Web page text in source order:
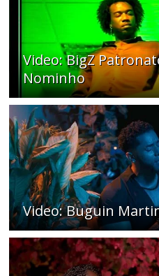
Video: BigZ
Nominho
Video: Buguin